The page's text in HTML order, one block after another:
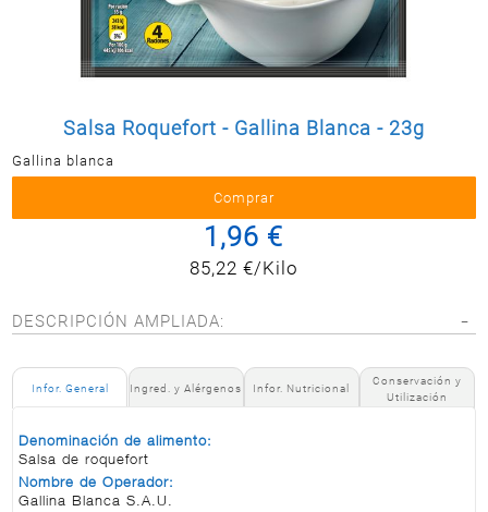
PERFUMERÍA
Salsa Roquefort - Gallina Blanca - 23g
Gallina blanca
1,96 €
85,22 €/Kilo
DESCRIPCIÓN AMPLIADA:
Infor. General Ingred. y Alérgenos Infor. Nutricional
Conservación y
Utilización
Denominación de alimento:
Salsa de roquefort
Nombre de Operador:
Gallina Blanca S.A.U.